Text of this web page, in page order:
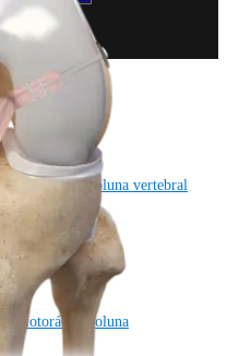
Coluna vertebral
Coluna